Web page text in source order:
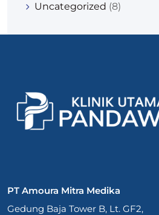
Uncategorized (8)
PT Amoura Mitra Medika
Gedung Baja Tower B, Lt. GF2,